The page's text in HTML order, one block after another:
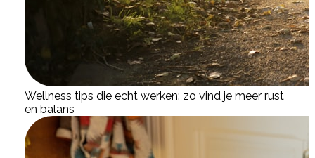
Wellness tips die echt werken: zo vind je meer rust
en balans